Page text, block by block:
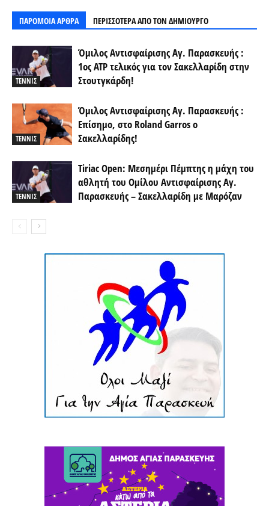
ΠΑΡΟΜΟΙΑ ΑΡΘΡΑ ΠΕΡΙΣΣΟΤΕΡΑ ΑΠΟ ΤΟΝ ΔΗΜΙΟΥΡΓΟ
ΤΕΝΝΙΣ
Όμιλος Αντισφαίρισης Αγ. Παρασκευής :
1ος ΑΤΡ τελικός για τον Σακελλαρίδη στην
Στουτγκάρδη!
ΤΕΝΝΙΣ
Όμιλος Αντισφαίρισης Αγ. Παρασκευής :
Επίσημο, στο Roland Garros o
Σακελλαρίδης!
ΤΕΝΝΙΣ
Tiriac Open: Μεσημέρι Πέμπτης η μάχη του
αθλητή του Ομίλου Αντισφαίρισης Αγ.
Παρασκευής – Σακελλαρίδη με Μαρόζαν